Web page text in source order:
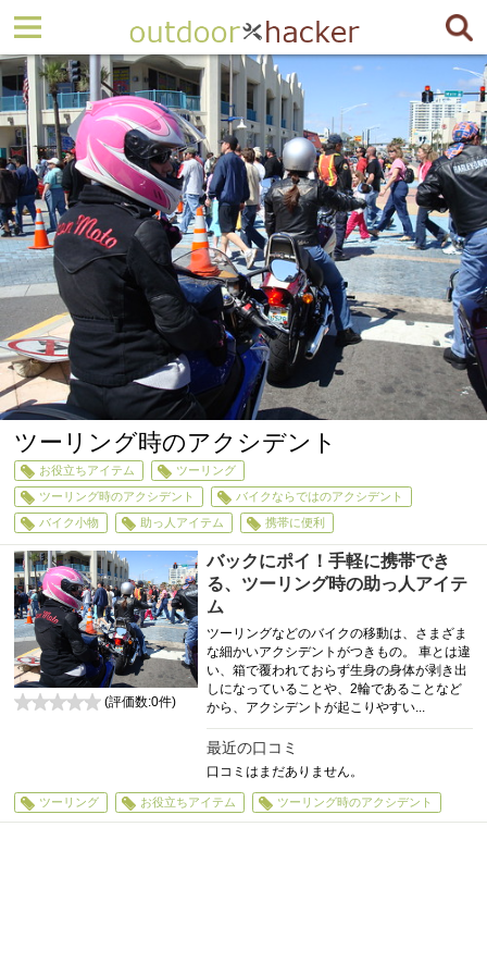
ツーリング時のアクシデント
お役立ちアイテム
ツーリング
ツーリング時のアクシデント
バイクならではのアクシデント
バイク小物
助っ人アイテム 携帯に便利
バックにポイ！手軽に携帯でき
る、ツーリング時の助っ人アイテ
ム
ツーリングなどのバイクの移動は、さまざま
な細かいアクシデントがつきもの。 車とは違
い、箱で覆われておらず生身の身体が剥き出
しになっていることや、2輪であることなど
から、アクシデントが起こりやすい...
最近の口コミ
口コミはまだありません。
(評価数:0件)
ツーリング お役立ちアイテム ツーリング時のアクシデント